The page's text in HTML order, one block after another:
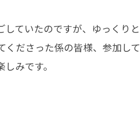
ていたのですが、ゆっくり
ださった係の皆様、参加し
みです。